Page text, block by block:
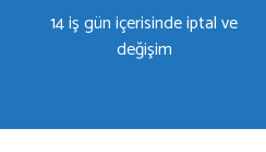
14 iş gün içerisinde iptal ve
değişim